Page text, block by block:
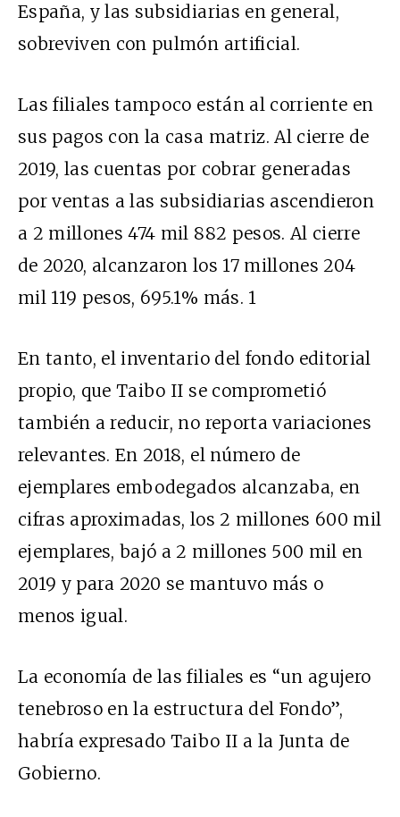
España, y las subsidiarias en general,
sobreviven con pulmón artificial.
Las filiales tampoco están al corriente en
sus pagos con la casa matriz. Al cierre de
2019, las cuentas por cobrar generadas
por ventas a las subsidiarias ascendieron
a 2 millones 474 mil 882 pesos. Al cierre
de 2020, alcanzaron los 17 millones 204
mil 119 pesos, 695.1% más. 1
En tanto, el inventario del fondo editorial
propio, que Taibo II se comprometió
también a reducir, no reporta variaciones
relevantes. En 2018, el número de
ejemplares embodegados alcanzaba, en
cifras aproximadas, los 2 millones 600 mil
ejemplares, bajó a 2 millones 500 mil en
2019 y para 2020 se mantuvo más o
menos igual.
La economía de las filiales es “un agujero
tenebroso en la estructura del Fondo”,
habría expresado Taibo II a la Junta de
Gobierno.